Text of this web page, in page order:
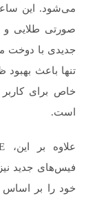
می‌شود. این
صورتی طلایی و
جدیدی با دوخت
تنها باعث
خاص برای
است.
فیس‌های جدید
خود را بر